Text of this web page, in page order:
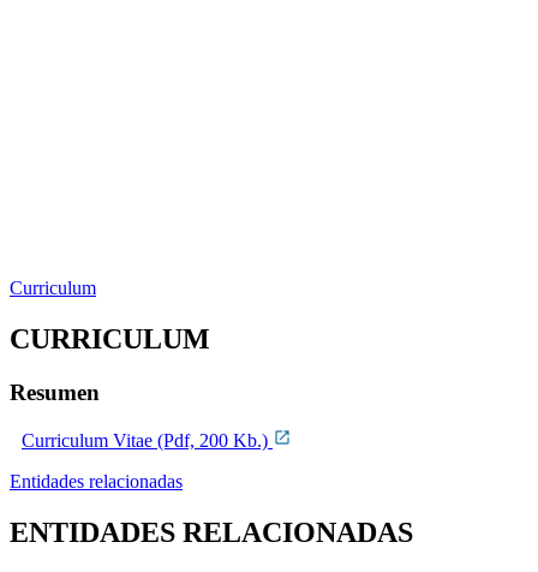
Curriculum
CURRICULUM
Resumen
Curriculum Vitae (Pdf, 200 Kb.)
Entidades relacionadas
ENTIDADES RELACIONADAS